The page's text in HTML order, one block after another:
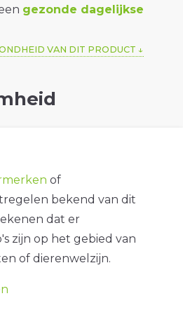
gezonde dagelijkse
VAN DIT PRODUCT
of
bekend van dit
dat er
zijn op het gebied van
of dierenwelzijn.